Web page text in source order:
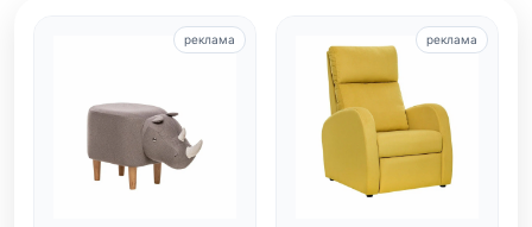
реклама реклама